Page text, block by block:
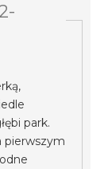
park.
pierwszym